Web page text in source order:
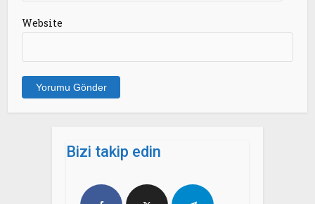
Website
Bizi takip edin